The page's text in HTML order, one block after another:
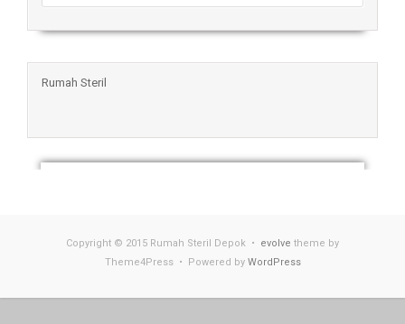
Rumah Steril
Copyright © 2015 Rumah Steril Depok • evolve theme by
Theme4Press • Powered by WordPress